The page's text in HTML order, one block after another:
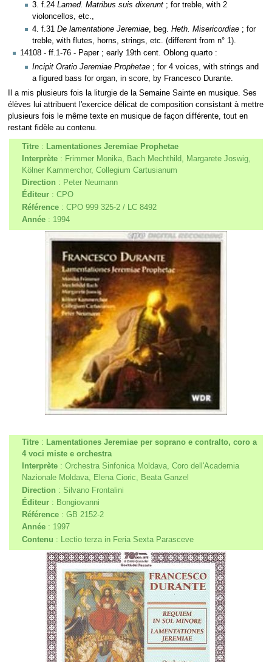
3. f.24Lamed. Matribus suis dixerunt ; for treble, with 2
violoncellos, etc.,
4. f.31De lamentatione Jeremiae , beg.Heth. Misericordiae ; for
treble, with flutes, horns, strings, etc. (different from n° 1).
14108 - ff.1-76 - Paper ; early 19th cent. Oblong quarto :
Incipit Oratio Jeremiae Prophetae ; for 4 voices, with strings and
a figured bass for organ, in score, by Francesco Durante.
Il a mis plusieurs fois la liturgie de la Semaine Sainte en musique. Ses
élèves lui attribuent l'exercice délicat de composition consistant à mettre
plusieurs fois le même texte en musique de façon différente, tout en
restant fidèle au contenu.
Titre : Lamentationes Jeremiae Prophetae
Interprète : Frimmer Monika, Bach Mechthild, Margarete Joswig,
Kölner Kammerchor, Collegium Cartusianum
Direction : Peter Neumann
Éditeur : CPO
Référence : CPO 999 325-2 / LC 8492
Année : 1994
Titre : Lamentationes Jeremiae per soprano e contralto, coro a
4 voci miste e orchestra
Interprète : Orchestra Sinfonica Moldava, Coro dell'Academia
Nazionale Moldava, Elena Cioric, Beata Ganzel
Direction : Silvano Frontalini
Éditeur : Bongiovanni
Référence : GB 2152-2
Année : 1997
Contenu : Lectio terza in Feria Sexta Parasceve